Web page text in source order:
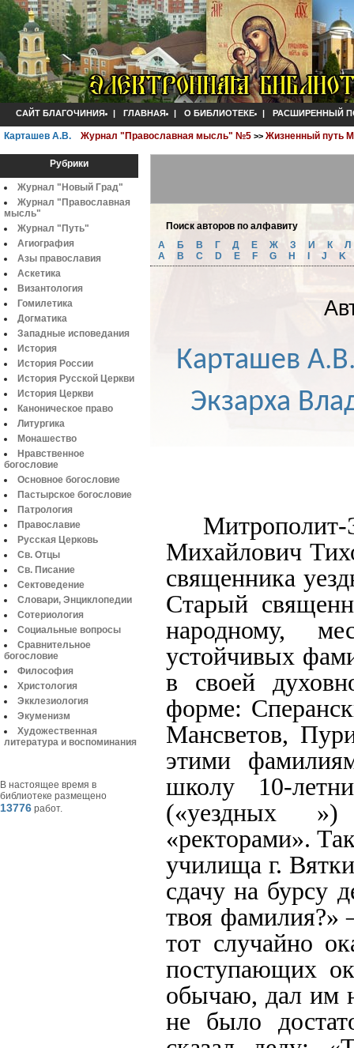
САЙТ БЛАГОЧИНИЯ | ГЛАВНАЯ | О БИБЛИОТЕКЕ | РАСШИРЕННЫЙ
Карташев А.В. Журнал "Православная мысль" №5 >> Жизненный путь
Рубрики
Журнал "Новый Град"
Журнал "Православная
мысль"
Журнал "Путь"
Агиография
Азы православия
Аскетика
Византология
Гомилетика
Догматика
Западные исповедания
История
История России
История Русской Церкви
История Церкви
Каноническое право
Литургика
Монашество
Нравственное
богословие
Основное богословие
Пастырское богословие
Патрология
Православие
Русская Церковь
Св. Отцы
Св. Писание
Сектоведение
Словари, Энциклопедии
Сотериология
Социальные вопросы
Сравнительное
богословие
Философия
Христология
Экклезиология
Экуменизм
Художественная
литература и воспоминания
В настоящее время в
библиотеке размещено
13776 работ.
Поиск авторов по алфавиту
А
Б B Г Д Е Ж З И К
A
B C D E F G H J K
Карташев
Экзарха
Михайлович
священника
Старый
народному,
устойчивых
в своей
форме:
Мансветов,
этими
школу 10-
(«уездных
«ректорами».
училища г.
сдачу на бурсу
твоя
тот случайно
поступающих
обычаю, дал им
не было